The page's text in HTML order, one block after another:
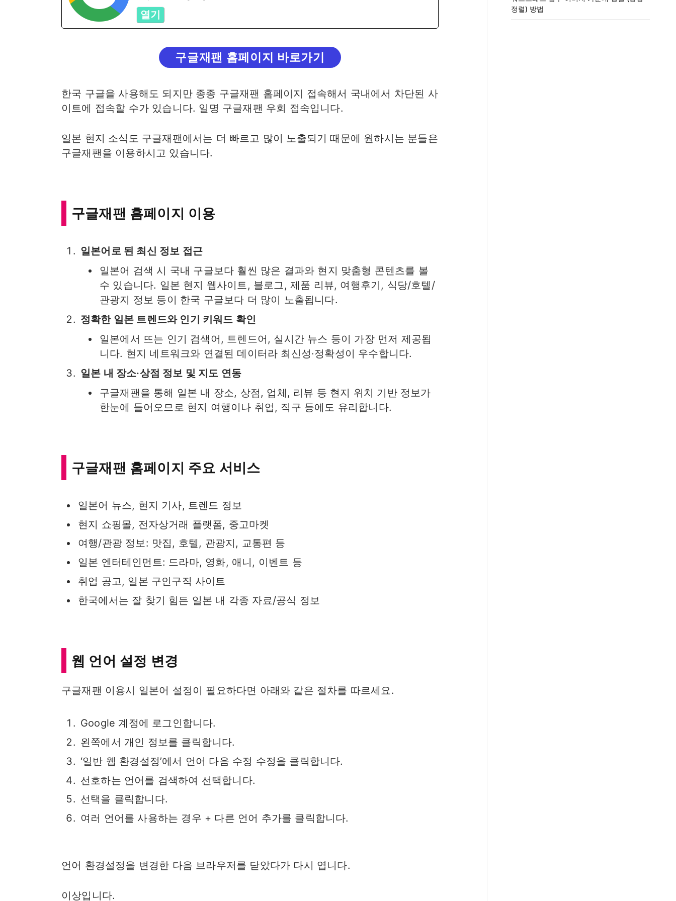
열기
구글재팬 홈페이지 바로가기
한국 구글을 사용해도 되지만 종종 구글재팬 홈페이지 접속해서 국내에서 차단된 사
이트에 접속할 수가 있습니다. 일명 구글재팬 우회 접속입니다.
일본 현지 소식도 구글재팬에서는 더 빠르고 많이 노출되기 때문에 원하시는 분들은
구글재팬을 이용하시고 있습니다.
구글재팬 홈페이지 이용
일본어로 된 최신 정보 접근
일본어 검색 시 국내 구글보다 훨씬 많은 결과와 현지 맞춤형 콘텐츠를 볼
수 있습니다. 일본 현지 웹사이트, 블로그, 제품 리뷰, 여행후기, 식당/호텔/
관광지 정보 등이 한국 구글보다 더 많이 노출됩니다.
정확한 일본 트렌드와 인기 키워드 확인
일본에서 뜨는 인기 검색어, 트렌드어, 실시간 뉴스 등이 가장 먼저 제공됩
니다. 현지 네트워크와 연결된 데이터라 최신성·정확성이 우수합니다.
일본 내 장소·상점 정보 및 지도 연동
구글재팬을 통해 일본 내 장소, 상점, 업체, 리뷰 등 현지 위치 기반 정보가
한눈에 들어오므로 현지 여행이나 취업, 직구 등에도 유리합니다.
구글재팬 홈페이지 주요 서비스
일본어 뉴스, 현지 기사, 트렌드 정보
현지 쇼핑몰, 전자상거래 플랫폼, 중고마켓
여행/관광 정보: 맛집, 호텔, 관광지, 교통편 등
일본 엔터테인먼트: 드라마, 영화, 애니, 이벤트 등
취업 공고, 일본 구인구직 사이트
한국에서는 잘 찾기 힘든 일본 내 각종 자료/공식 정보
웹 언어 설정 변경
구글재팬 이용시 일본어 설정이 필요하다면 아래와 같은 절차를 따르세요.
Google 계정에 로그인합니다.
왼쪽에서 개인 정보를 클릭합니다.
‘일반 웹 환경설정’에서 언어 다음 수정 수정을 클릭합니다.
선호하는 언어를 검색하여 선택합니다.
선택을 클릭합니다.
여러 언어를 사용하는 경우 + 다른 언어 추가를 클릭합니다.
언어 환경설정을 변경한 다음 브라우저를 닫았다가 다시 엽니다.
이상입니다.
정렬) 방법